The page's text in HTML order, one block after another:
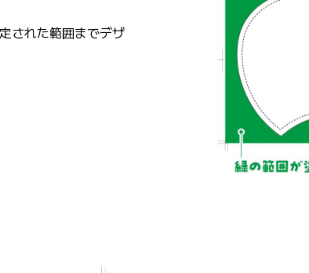
された範囲までデザ